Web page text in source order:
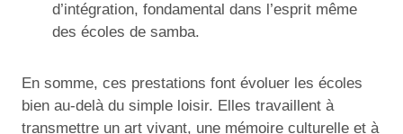
d’intégration, fondamental dans l’esprit même
des écoles de samba.
En somme, ces prestations font évoluer les écoles
bien au-delà du simple loisir. Elles travaillent à
transmettre un art vivant, une mémoire culturelle et à